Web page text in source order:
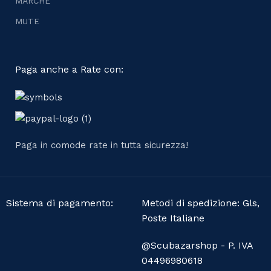
MUTE
Paga anche a Rate con:
Paga in comode rate in tutta sicurezza!
Sistema di pagamento:
Metodi di spedizione: Gls,
Poste Italiane
@Scubazarshop - P. IVA
04496980618